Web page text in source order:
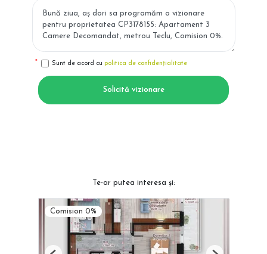
Sunt de acord cu politica de confidențialitate
Solicită vizionare
Te-ar putea interesa și:
Comision 0%